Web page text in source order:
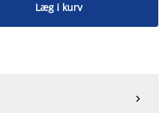
Læg i kurv
